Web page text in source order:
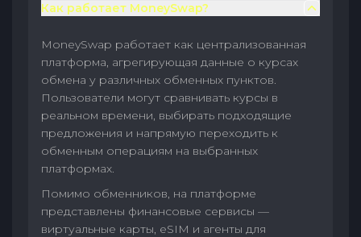
Как работает MoneySwap?
MoneySwap работает как централизованная
платформа, агрегирующая данные о курсах
обмена у различных обменных пунктов.
Пользователи могут сравнивать курсы в
реальном времени, выбирать подходящие
предложения и напрямую переходить к
обменным операциям на выбранных
платформах.
Помимо обменников, на платформе
представлены финансовые сервисы —
виртуальные карты, eSIM и агенты для